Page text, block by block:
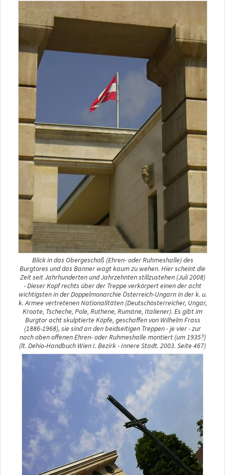
Blick in das Obergeschoß (Ehren- oder Ruhmeshalle) des
Burgtores und das Banner wagt kaum zu wehen. Hier scheint die
Zeit seit Jahrhunderten und Jahrzehnten stillzustehen (Juli 2008)
- Dieser Kopf rechts über der Treppe verkörpert einen der acht
wichtigsten in der Doppelmonarchie Österreich-Ungarn in der k. u.
k. Armee vertretenen Nationalitäten (Deutschösterreicher, Ungar,
Kroate, Tscheche, Pole, Ruthene, Rumäne, Italiener). Es gibt im
Burgtor acht skulptierte Köpfe, geschaffen von Wilhelm Frass
(1886-1968), sie sind an den beidseitigen Treppen - je vier - zur
nach oben offenen Ehren- oder Ruhmeshalle montiert (um 1935?)
(lt. Dehio-Handbuch Wien I. Bezirk - Innere Stadt. 2003. Seite 467)